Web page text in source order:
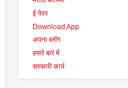
ई पेपर
Download App
अपना ब्लॉग
हमारे बारे में
सरकारी कार्य